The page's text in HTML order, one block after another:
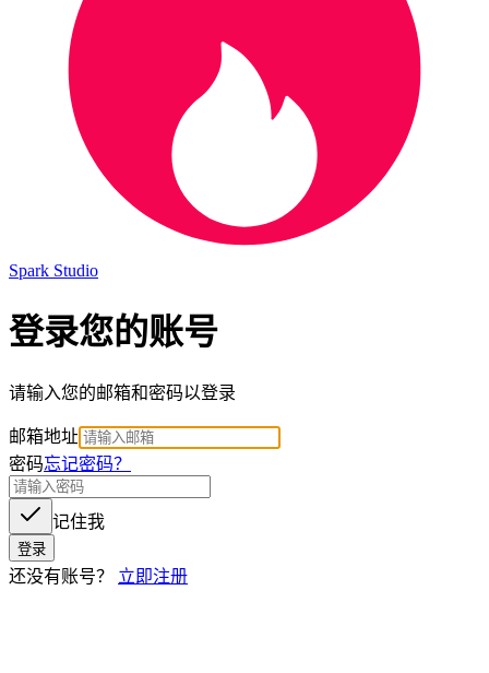
Spark Studio
登录您的账号
请输入您的邮箱和密码以登录
邮箱地址
密码忘记密码？
记住我
登录
还没有账号？ 立即注册